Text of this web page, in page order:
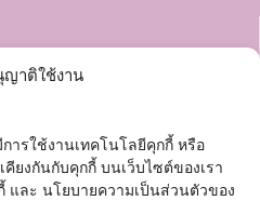
ญาติใช้งาน
ารใช้งานเทคโนโลยีคุกกี้ หรือ
ยงกันกับคุกกี้ บนเว็บไซต์ของเรา
และ นโยบายความเป็นส่วนตัวของ
ชวิทยาลัย